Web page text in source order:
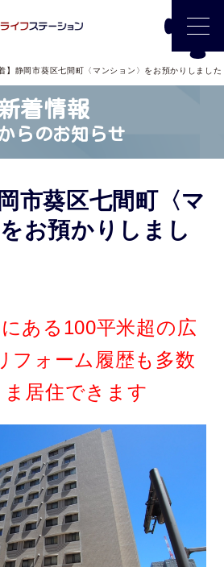
着】静岡市葵区七間町〈マンション〉をお預かりしました
着情報
らのお知らせ
市葵区七間町〈マ
お預かりしまし
ある100平米超の広
ォーム履歴も多数
居住できます